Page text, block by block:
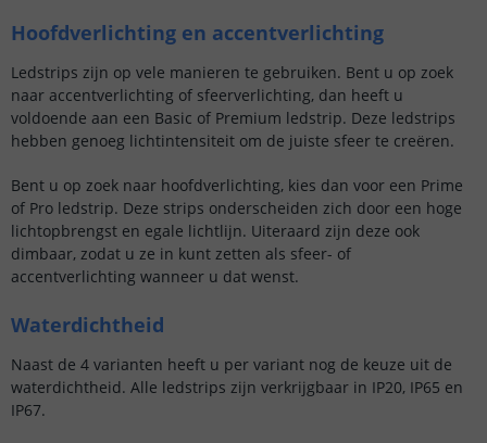
Hoofdverlichting en accentverlichting
Ledstrips zijn op vele manieren te gebruiken. Bent u op zoek
naar accentverlichting of sfeerverlichting, dan heeft u
voldoende aan een Basic of Premium ledstrip. Deze ledstrips
hebben genoeg lichtintensiteit om de juiste sfeer te creëren.
Bent u op zoek naar hoofdverlichting, kies dan voor een Prime
of Pro ledstrip. Deze strips onderscheiden zich door een hoge
lichtopbrengst en egale lichtlijn. Uiteraard zijn deze ook
dimbaar, zodat u ze in kunt zetten als sfeer- of
accentverlichting wanneer u dat wenst.
Waterdichtheid
Naast de 4 varianten heeft u per variant nog de keuze uit de
waterdichtheid. Alle ledstrips zijn verkrijgbaar in IP20, IP65 en
IP67.